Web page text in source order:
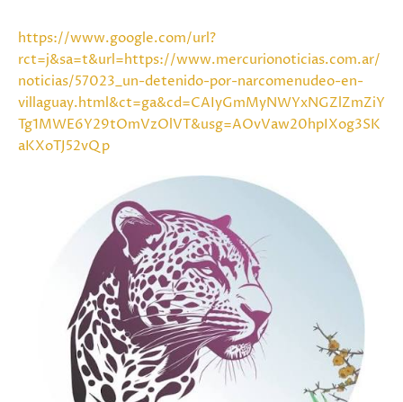
https://www.google.com/url?
rct=j&sa=t&url=https://www.mercurionoticias.com.ar/
noticias/57023_un-detenido-por-narcomenudeo-en-
villaguay.html&ct=ga&cd=CAIyGmMyNWYxNGZlZmZiY
Tg1MWE6Y29tOmVzOlVT&usg=AOvVaw20hpIXog3SK
aKXoTJ52vQp